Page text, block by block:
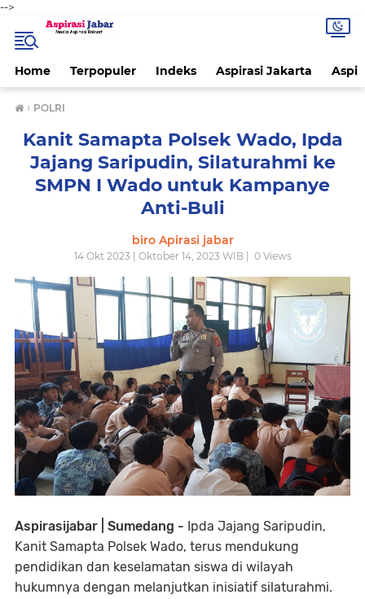
-->
Home Terpopuler Indeks Aspirasi Jakarta
› POLRI
Kanit Samapta Polsek Wado, Ipda
Jajang Saripudin, Silaturahmi ke
SMPN I Wado untuk Kampanye
Anti-Buli
biro Apirasi jabar
14 Okt 2023 | Oktober 14, 2023 WIB | 0Views
Aspirasijabar | Sumedang - Ipda Jajang Saripudin,
Kanit Samapta Polsek Wado, terus mendukung
pendidikan dan keselamatan siswa di wilayah
hukumnya dengan melanjutkan inisiatif silaturahmi.